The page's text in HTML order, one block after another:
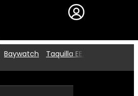
Baywatch Taquilla EE.UU.